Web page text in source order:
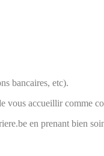
bancaires, etc).
vous accueillir comme
en prenant bien